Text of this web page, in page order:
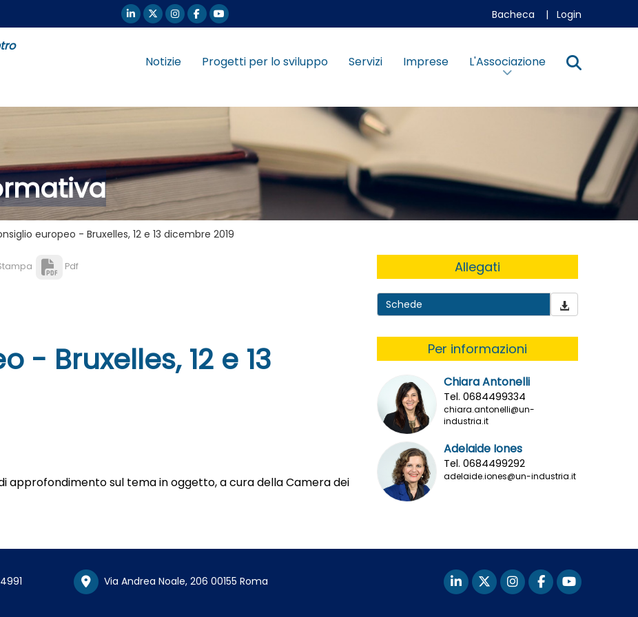
Bacheca | Login
Notizie Progetti per lo sviluppo Servizi Imprese L'Associazione
europeo - Bruxelles, 12 e 13 dicembre 2019
Pdf
- Bruxelles, 12 e 13
approfondimento sul tema in oggetto, a cura della Camera dei
Allegati
Schede
Per informazioni
Chiara Antonelli
Tel. 0684499334
chiara.antonelli@un-
industria.it
Adelaide Iones
Tel. 0684499292
adelaide.iones@un-industria.it
Via Andrea Noale, 206 00155 Roma